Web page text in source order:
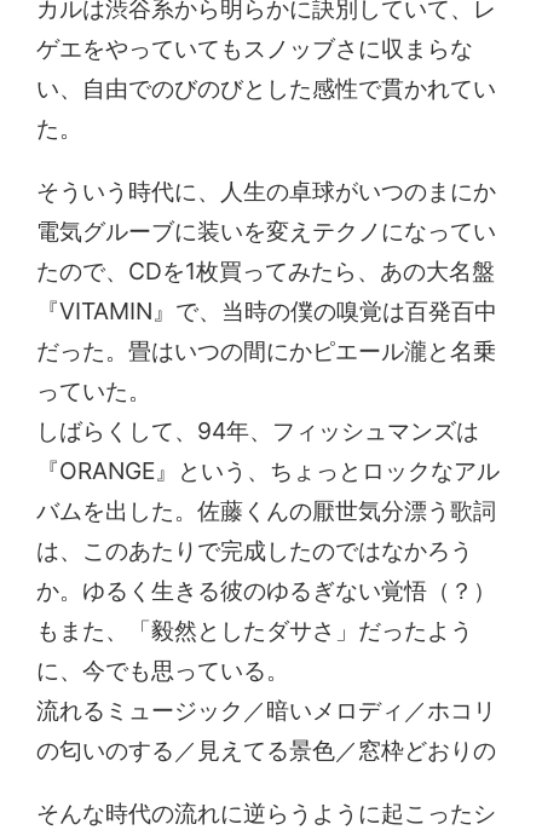
カルは渋谷系から明らかに訣別していて、レ
ゲエをやっていてもスノッブさに収まらな
い、自由でのびのびとした感性で貫かれてい
た。
そういう時代に、人生の卓球がいつのまにか
電気グルーブに装いを変えテクノになってい
たので、CDを1枚買ってみたら、あの大名盤
『VITAMIN』で、当時の僕の嗅覚は百発百中
だった。畳はいつの間にかピエール瀧と名乗
っていた。
しばらくして、94年、フィッシュマンズは
『ORANGE』という、ちょっとロックなアル
バムを出した。佐藤くんの厭世気分漂う歌詞
は、このあたりで完成したのではなかろう
か。ゆるく生きる彼のゆるぎない覚悟（？）
もまた、「毅然としたダサさ」だったよう
に、今でも思っている。
流れるミュージック／暗いメロディ／ホコリ
の匂いのする／見えてる景色／窓枠どおりの
そんな時代の流れに逆らうように起こったシ